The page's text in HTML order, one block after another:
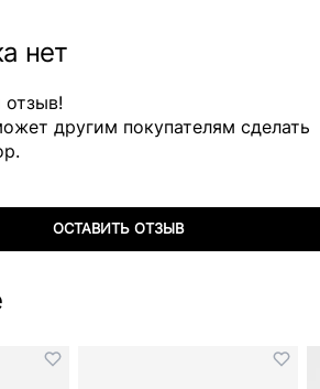
нет
отзыв!
другим покупателям сделать
ОСТАВИТЬ ОТЗЫВ